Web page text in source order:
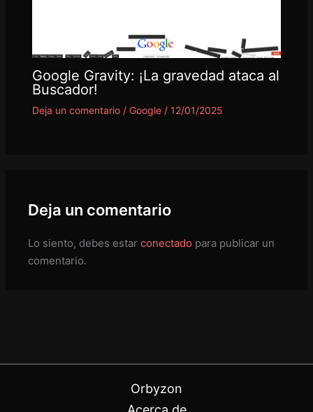
Google Gravity: ¡La gravedad ataca al
Buscador!
Deja un comentario / Google/ 12/01/2025
Deja un comentario
Lo siento, debes estarconectado para publicar un
comentario.
Orbyzon